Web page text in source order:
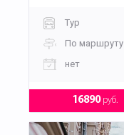
Тур
По маршруту
нет
16890руб.